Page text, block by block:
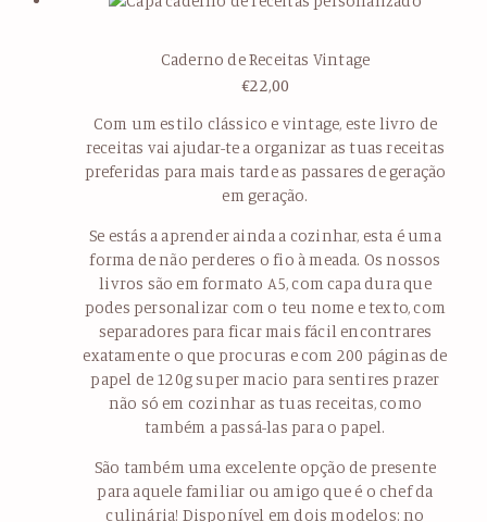
Caderno de Receitas Vintage
€22,00
Com um estilo clássico e vintage, este livro de
receitas vai ajudar-te a organizar as tuas receitas
preferidas para mais tarde as passares de geração
em geração.
Se estás a aprender ainda a cozinhar, esta é uma
forma de não perderes o fio à meada. Os nossos
livros são em formato A5, com capa dura que
podes personalizar com o teu nome e texto, com
separadores para ficar mais fácil encontrares
exatamente o que procuras e com 200 páginas de
papel de 120g super macio para sentires prazer
não só em cozinhar as tuas receitas, como
também a passá-las para o papel.
São também uma excelente opção de presente
para aquele familiar ou amigo que é o chef da
culinária! Disponível em dois modelos: no